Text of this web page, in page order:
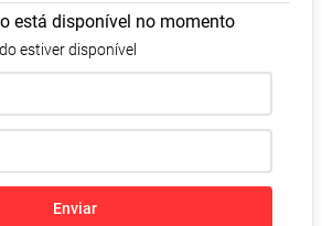
está disponível no momento
estiver disponível
Enviar